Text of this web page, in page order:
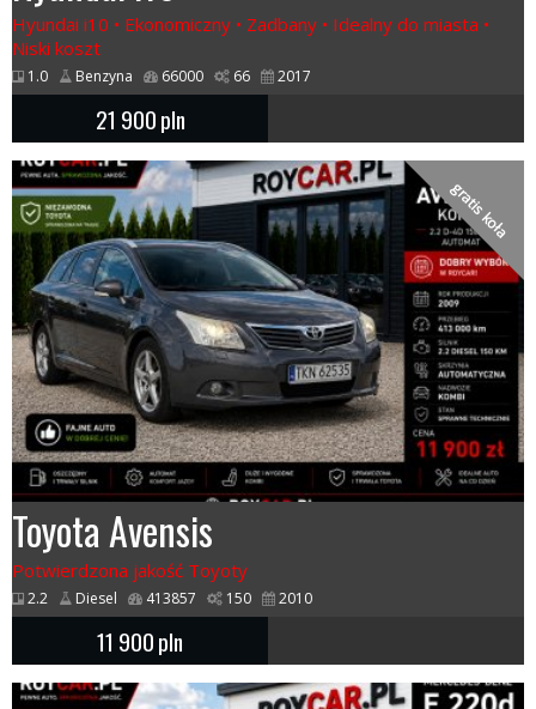
Hyundai i10 • Ekonomiczny • Zadbany • Idealny do miasta •
Niski koszt
1.0 Benzyna 66000 66 2017
21 900pln
gratis koła
Toyota Avensis
Potwierdzona jakość Toyoty
2.2 Diesel 413857 150 2010
11 900pln